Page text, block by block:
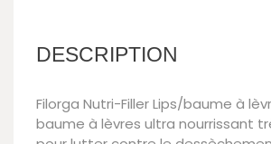
DESCRIPTION
Filorga Nutri-Filler Lips/baume à
baume à lèvres ultra nourrissant